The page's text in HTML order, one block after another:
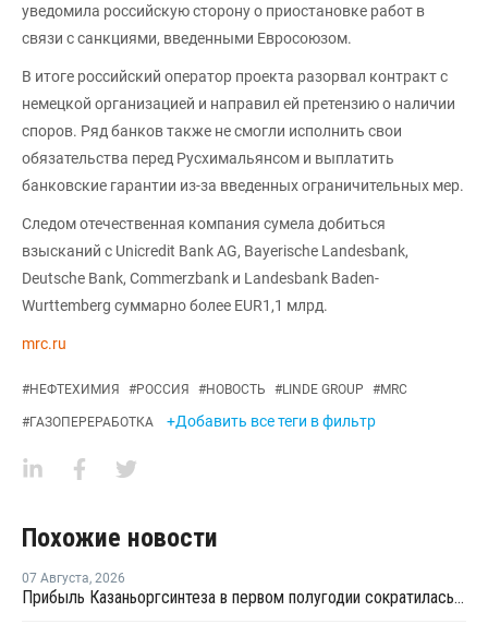
уведомила российскую сторону о приостановке работ в
связи с санкциями, введенными Евросоюзом.
В итоге российский оператор проекта разорвал контракт с
немецкой организацией и направил ей претензию о наличии
споров. Ряд банков также не смогли исполнить свои
обязательства перед Русхимальянсом и выплатить
банковские гарантии из-за введенных ограничительных мер.
Следом отечественная компания сумела добиться
взысканий с Unicredit Bank AG, Bayerische Landesbank,
Deutsche Bank, Commerzbank и Landesbank Baden-
Wurttemberg суммарно более EUR1,1 млрд.
mrc.ru
#НЕФТЕХИМИЯ #РОССИЯ #НОВОСТЬ #LINDE GROUP #MRC
#ГАЗОПЕРЕРАБОТКА +Добавить все теги в фильтр
Похожие новости
07 Августа, 2026
Прибыль Казаньоргсинтеза в первом полугодии сократилась более чем в 2 раза